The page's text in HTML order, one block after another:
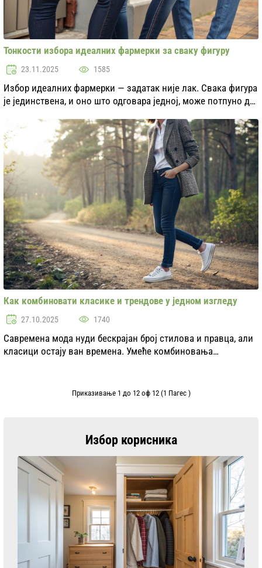
Тонкости избора идеалних фармерки за сваку фигуру
23.11.2025 1585
Избор идеалних фармерки — задатак није лак. Свака фигура
је јединствена, и оно што одговара једној, може потпуно да
аспекте који ће вам помоћи ...
Как комбиновати класикe и трендове у једном изгледу
27.10.2025 1740
Савремена мода нуди бескрајан број стилова и правца, али
класици остају ван времена. Умeће комбиновaња
Приказивање 1 до 12 оф 12 (1 Пагес )
Избор корисника